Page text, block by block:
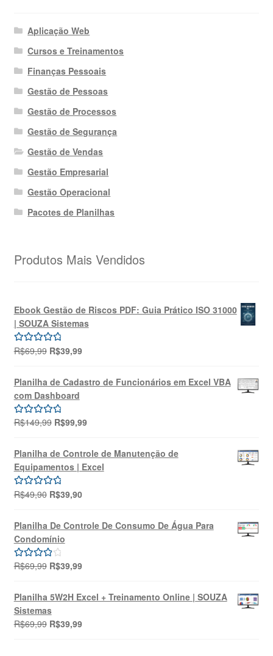
Aplicação Web
Cursos e Treinamentos
Finanças Pessoais
Gestão de Pessoas
Gestão de Processos
Gestão de Segurança
Gestão de Vendas
Gestão Empresarial
Gestão Operacional
Pacotes de Planilhas
Produtos Mais Vendidos
Ebook Gestão de Riscos PDF: Guia Prático ISO 31000
| SOUZA Sistemas
Avaliação
R$69,99 O
original
era:
R$69,99.
R$39,99O
é:
Planilha de Cadastro de Funcionários em Excel VBA
com Dashboard
Avaliação
R$149,99 O
original
era:
R$149,99.
R$99,99O
atual
é:
R$99,99.
Planilha de Controle de Manutenção de
Equipamentos | Excel
Avaliação
R$49,90 O
original
era:
R$49,90.
R$39,90O
atual
é:
Planilha De Controle De Consumo De Água Para
Condomínio
Avaliação
R$69,99 O
original
era:
R$69,99.
R$39,99O
atual
é:
R$39,99.
Planilha 5W2H Excel + Treinamento Online | SOUZA
Sistemas
R$69,99 O
R$39,99O